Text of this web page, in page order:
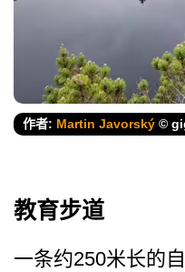
作者: Martin Javorský ©
教育步道
一条约250米长的